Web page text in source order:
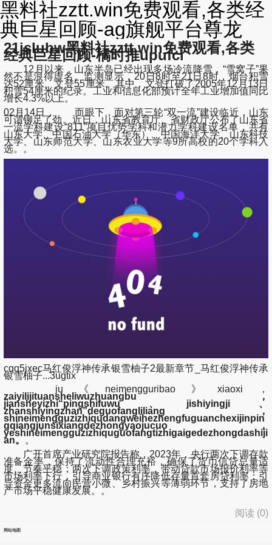
黑料社zztt.win免费观看,各类经
典巨星回顾-ag旗舰平台尊龙
21jslubw黑料社zztt.win免费观看,各类
经典巨星回顾-橘时推upufci
12月以来，山东半岛已经出现多场冷流降雪，“雪窝子”果
然不是浪得虚名。监测显示，20日8时至21日8时，烟台积雪
达52厘米、文登55厘米。其中，文登打破了2005年12月13日
积雪54厘米的纪录。工业和信息化部预计全年工业增加值同比
增长4.3%以上。
02月14日， 而眼下，面对第三轮“双一流”建设临近，山东
可谓铆足了劲。近日，山东省教育厅、省财政厅公布了山东省
一流学科建设“811”项目优势学科和潜力学科建设名单，共有
山东大学、中国石油大学（华东）、中国海洋大学、山东科技
大学、山东师范大学、山东农业大学等9所高校的20个学科入
选。。
cqq5jxec马红俊浮神传承银雪柚子2最新章节_马红俊浮神传承
银雪柚子...3ugtix
ju《neimengguribao》xiaoxi，
zaiyilijituansheliwuzhuangbu，
jiansheyizhi“pingshifuwu、jishiyingji、
zhanshiyingzhan”deguofangliliang，
shineimengguzizhiqudangweihezhengfuguanchexijinpin
gqiangjunsixiangdezhongyaojucuo，
yeshineimengguzizhiquguofangtizhigaigedezhongdashiji
an。
。
广开首席产业研究院报告称，2023年，央行两次下调存款
准备金率，保持了流动性合理充裕，确保了货币信贷总量适
度、节奏平稳；两次下调政策利率，带动贷款市场报价利率等
市场利率下行，引导商业银行有序降低存量首套房贷利率；引
导资金更多流向民营小微、乡村振兴等薄弱环节，支持了房地
产市场平稳健康发展。。
阅读 (0)
网站地图